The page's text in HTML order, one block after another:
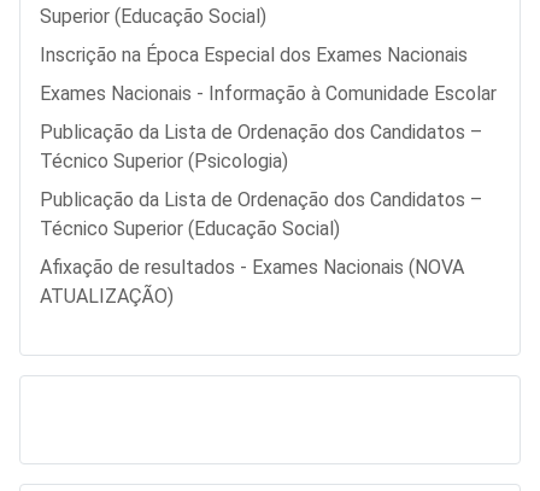
Superior (Educação Social)
Inscrição na Época Especial dos Exames Nacionais
Exames Nacionais - Informação à Comunidade Escolar
Publicação da Lista de Ordenação dos Candidatos –
Técnico Superior (Psicologia)
Publicação da Lista de Ordenação dos Candidatos –
Técnico Superior (Educação Social)
Afixação de resultados - Exames Nacionais (NOVA
ATUALIZAÇÃO)